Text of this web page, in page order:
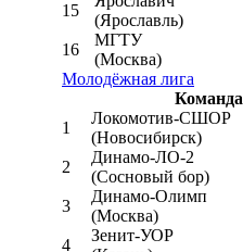
15
(Ярославль)
16
МГТУ
(Москва)
Молодёжная лига
Команда
1
Локомотив-CШОР
(Новосибирск)
2
Динамо-ЛО-2
(Сосновый бор)
3
Динамо-Олимп
(Москва)
4
Зенит-УОР